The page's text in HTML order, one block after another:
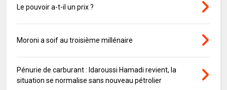
Le pouvoir a-t-il un prix ?
Moroni a soif au troisième millénaire
Pénurie de carburant : Idaroussi Hamadi revient, la
situation se normalise sans nouveau pétrolier